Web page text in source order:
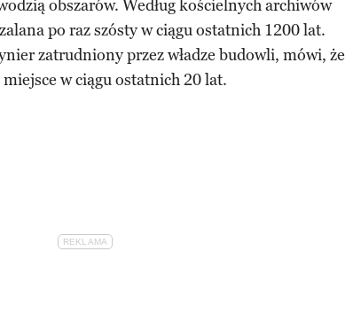
obszarów. Według kościelnych archiwów
po raz szósty w ciągu ostatnich 1200 lat.
zatrudniony przez władze budowli, mówi, że
w ciągu ostatnich 20 lat.